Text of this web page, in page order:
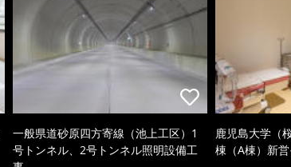
一般県道砂原四方寄線（池上工区）1
号トンネル、2号トンネル照明設備工
鹿児島大学（
棟（A棟）新